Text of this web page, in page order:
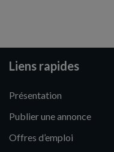
Liens rapides
Présentation
Publier une annonce
Offres d’emploi